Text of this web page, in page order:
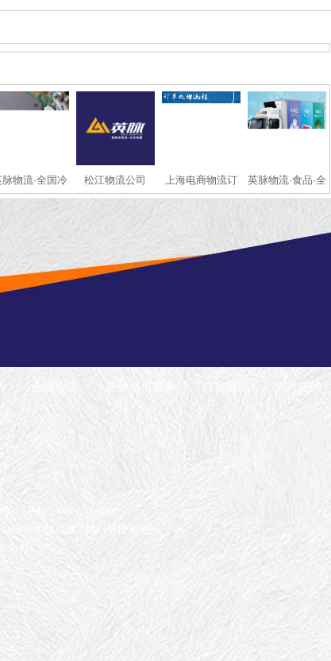
脉物流·全国冷
链·运输服务
松江物流公司
上海电商物流订
单处理
英脉物流·食品·全
国冷链运输
全国物流 英脉增值服务
-1 总机：400-663-9099
弄中骏广场二期11号楼305室
号